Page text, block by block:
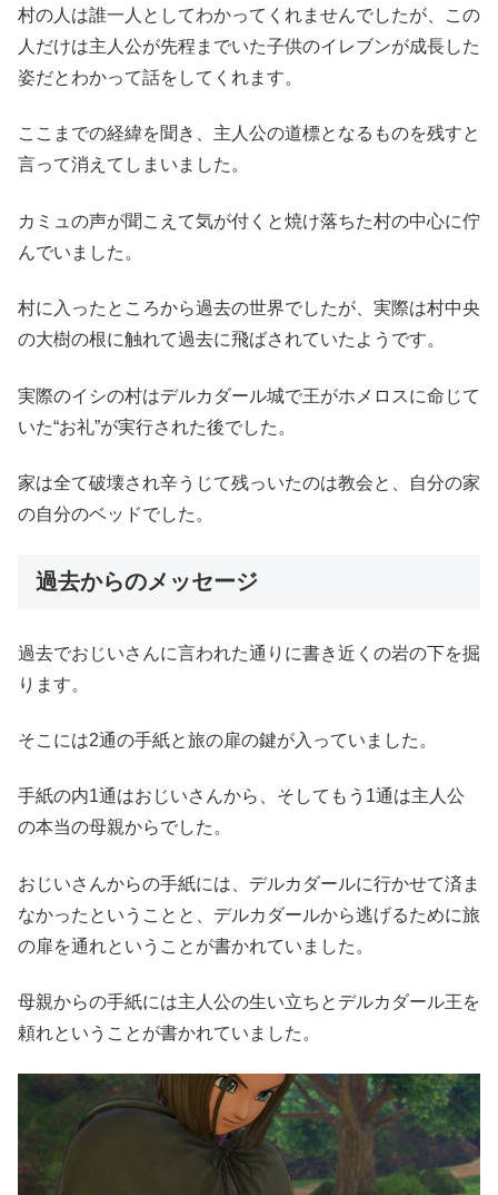
村の人は誰一人としてわかってくれませんでしたが、この
人だけは主人公が先程までいた子供のイレブンが成長した
姿だとわかって話をしてくれます。
ここまでの経緯を聞き、主人公の道標となるものを残すと
言って消えてしまいました。
カミュの声が聞こえて気が付くと焼け落ちた村の中心に佇
んでいました。
村に入ったところから過去の世界でしたが、実際は村中央
の大樹の根に触れて過去に飛ばされていたようです。
実際のイシの村はデルカダール城で王がホメロスに命じて
いた“お礼”が実行された後でした。
家は全て破壊され辛うじて残っいたのは教会と、自分の家
の自分のベッドでした。
過去からのメッセージ
過去でおじいさんに言われた通りに書き近くの岩の下を掘
ります。
そこには2通の手紙と旅の扉の鍵が入っていました。
手紙の内1通はおじいさんから、そしてもう1通は主人公
の本当の母親からでした。
おじいさんからの手紙には、デルカダールに行かせて済ま
なかったということと、デルカダールから逃げるために旅
の扉を通れということが書かれていました。
母親からの手紙には主人公の生い立ちとデルカダール王を
頼れということが書かれていました。